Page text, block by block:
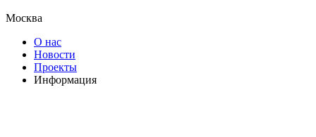
Москва
О нас
Новости
Проекты
Информация